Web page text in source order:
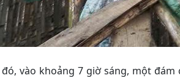
đó, vào khoảng 7 giờ sáng, một